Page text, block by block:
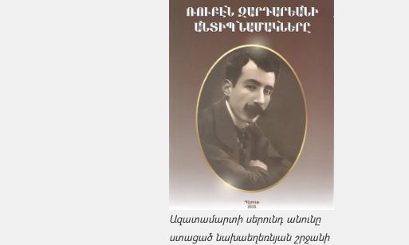
Ազատամարտի սերունդ անունը
ստացած նախաեղեռնյան շրջանի